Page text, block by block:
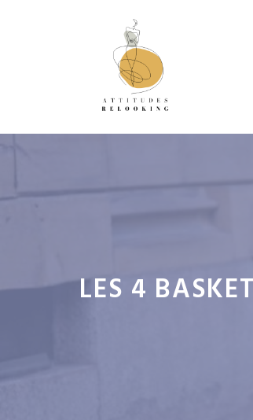
LES 4